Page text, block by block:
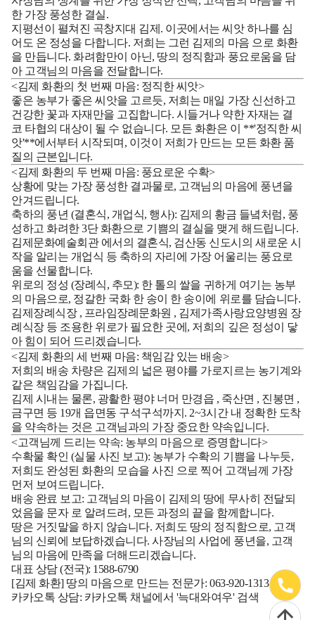
한 가장 풍성한 결실.
지평선이 펼쳐진 곡창지대 김제. 이곳에서는 씨앗 하나를 심
어도 온 정성을 다합니다. 저희는 그런 김제의 마음 으로 화환
을 만듭니다. 화려함만이 아닌, 땅의 정직함과 풍요로움을 담
아 고객님의 마음을 전달합니다.
<김제 화환의 첫 번째 마음: 정직한 씨앗>
좋은 농부가 좋은 씨앗을 고르듯, 저희는 매일 가장 신선하고
건강한 꽃과 자재만을 고집합니다. 시들거나 약한 자재는 결
코 타협의 대상이 될 수 없습니다. 모든 화환은 이 **'정직한 씨
앗'**에서부터 시작되며, 이것이 저희가 만드는 모든 화환 품
질의 근본입니다.
<김제 화환의 두 번째 마음: 풍요로운 수확>
상황에 맞는 가장 풍성한 결과물로, 고객님의 마음에 풍년을
안겨드립니다.
축하의 풍년 (결혼식, 개업식, 행사): 김제의 황금 들녘처럼, 풍
성하고 화려한 3단 화환으로 기쁨의 결실을 맺게 해드립니다.
김제문화예술회관 에서의 결혼식, 검산동 신도시의 새로운 시
작을 알리는 개업식 등 축하의 자리에 가장 어울리는 풍요로
움을 선물합니다.
위로의 정성 (장례식, 추모): 한 톨의 쌀을 귀하게 여기는 농부
의 마음으로, 정갈한 국화 한 송이 한 송이에 위로를 담습니다.
김제장례식장 , 프라임장례문화원 , 김제가족사랑요양병원 장
례식장 등 조용한 위로가 필요한 곳에, 저희의 깊은 정성이 닿
아 힘이 되어 드리겠습니다.
<김제 화환의 세 번째 마음: 책임감 있는 배송>
저희의 배송 차량은 김제의 넓은 평야를 가로지르는 농기계와
같은 책임감을 가집니다.
김제 시내는 물론, 광활한 평야 너머 만경읍 , 죽산면 , 진봉면 ,
금구면 등 19개 읍면동 구석구석까지. 2~3시간 내 정확한 도착
을 약속하는 것은 고객님과의 가장 중요한 약속입니다.
<고객님께 드리는 약속: 농부의 마음으로 증명합니다>
수확물 확인 (실물 사진 보고): 농부가 수확의 기쁨을 나누듯,
저희도 완성된 화환의 모습을사진 으로 찍어 고객님께 가장
먼저 보여드립니다.
배송 완료 보고: 고객님의 마음이 김제의 땅에 무사히 전달되
었음을 문자 로 알려드려, 모든 과정의 끝을 함께합니다.
땅은 거짓말을 하지 않습니다. 저희도 땅의 정직함으로, 고객
님의 신뢰에 보답하겠습니다.사장님의 사업에 풍년을, 고객
님의 마음에 만족을 더해드리겠습니다.
대표 상담 (전국): 1588-6790
[김제 화환] 땅의 마음으로 만드는 전문가:063-920-1313
카카오톡 상담: 카카오톡 채널에서 '늑대와여우' 검색